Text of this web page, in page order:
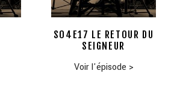
S04E17 LE RETOUR DU
SEIGNEUR
Voir l'épisode >